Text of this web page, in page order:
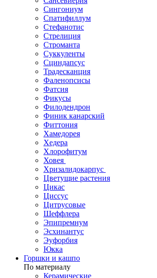
Сингониум
Спатифиллум
Стефанотис
Стрелиция
Строманта
Суккуленты
Сциндапсус
Традесканция
Фаленопсисы
Фатсия
Фикусы
Филодендрон
Финик канарский
Фиттония
Хамедорея
Хедера
Хлорофитум
Ховея
Хризалидокарпус
Цветущие растения
Цикас
Циссус
Цитрусовые
Шеффлера
Эпипремнум
Эсхинантус
Эуфорбия
Юкка
Горшки и кашпо
По материалу
Керамические